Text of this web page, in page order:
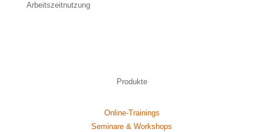
Arbeitszeitnutzung
Produkte
Online-Trainings
Seminare & Workshops